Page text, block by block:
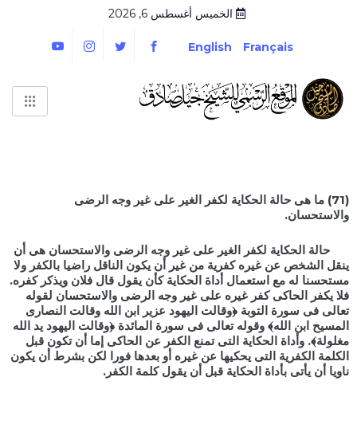
الخميس أغسطس 6, 2026
Français
English
(71)
ما هى حالة الحكاية لكفر الغير على غير وجه الرضى
والاستحسان.
حالة الحكاية لكفر الغير على غير وجه الرضى والاستحسان هى أن
ينقل الشخص عن غيره كفرية من غير أن يكون الناقل راضيا بالكفر ولا
مستحسنا له مع استعمال أداة الحكاية كأن يقول قال فلان ويذكر كفره.
فلا يكفر الحاكى كفر غيره على غير وجه الرضى والاستحسان لقوله
تعالى فى سورة التوبة ﴿وقالت اليهود عزير ابن الله وقالت النصارى
المسيح ابن الله﴾ وقوله تعالى فى سورة المائدة ﴿وقالت اليهود يد الله
مغلولة﴾. وأداة الحكاية التى تمنع الكفر عن الحاكى إما أن تكون قبل
الكلمة الكفرية التى يحكيها عن غيره أو بعدها فورا لكن بشرط أن يكون
ناويا أن يأتى بأداة الحكاية قبل أن يقول كلمة الكفر.